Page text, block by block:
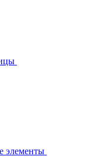
элементы